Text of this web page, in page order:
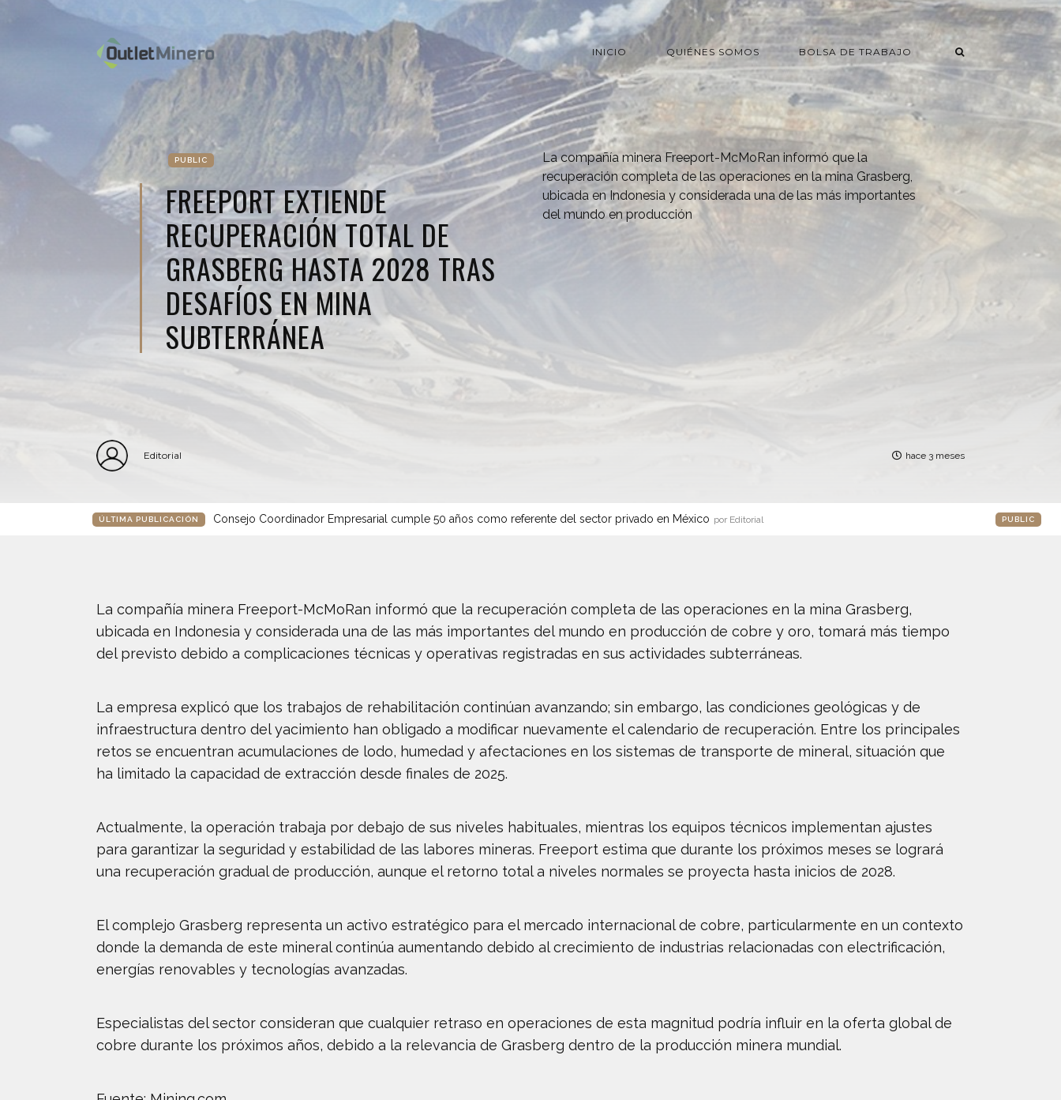
INICIO QUIÉNES SOMOS BOLSA DE TRABAJO
PUBLIC
FREEPORT EXTIENDE
RECUPERACIÓN TOTAL DE
GRASBERG HASTA 2028 TRAS
DESAFÍOS EN MINA
SUBTERRÁNEA
La compañía minera Freeport-McMoRan informó que la
recuperación completa de las operaciones en la mina Grasberg,
ubicada en Indonesia y considerada una de las más importantes
del mundo en producción
Editorial hace 3 meses
ÚLTIMA PUBLICACIÓN Consejo Coordinador Empresarial cumple 50 años como referente del sector privado en México por Editorial PUBLIC
La compañía minera Freeport-McMoRan informó que la recuperación completa de las operaciones en la mina Grasberg,
ubicada en Indonesia y considerada una de las más importantes del mundo en producción de cobre y oro, tomará más tiempo
del previsto debido a complicaciones técnicas y operativas registradas en sus actividades subterráneas.
La empresa explicó que los trabajos de rehabilitación continúan avanzando; sin embargo, las condiciones geológicas y de
infraestructura dentro del yacimiento han obligado a modificar nuevamente el calendario de recuperación. Entre los principales
retos se encuentran acumulaciones de lodo, humedad y afectaciones en los sistemas de transporte de mineral, situación que
ha limitado la capacidad de extracción desde finales de 2025.
Actualmente, la operación trabaja por debajo de sus niveles habituales, mientras los equipos técnicos implementan ajustes
para garantizar la seguridad y estabilidad de las labores mineras. Freeport estima que durante los próximos meses se logrará
una recuperación gradual de producción, aunque el retorno total a niveles normales se proyecta hasta inicios de 2028.
El complejo Grasberg representa un activo estratégico para el mercado internacional de cobre, particularmente en un contexto
donde la demanda de este mineral continúa aumentando debido al crecimiento de industrias relacionadas con electrificación,
energías renovables y tecnologías avanzadas.
Especialistas del sector consideran que cualquier retraso en operaciones de esta magnitud podría influir en la oferta global de
cobre durante los próximos años, debido a la relevancia de Grasberg dentro de la producción minera mundial.